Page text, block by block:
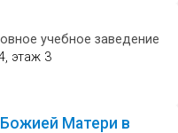
учебное заведение
этаж 3
Матери в